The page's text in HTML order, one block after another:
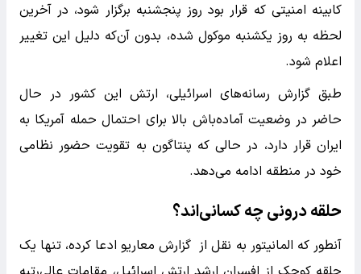
کابینه امنیتی که قرار بود روز پنجشنبه برگزار شود، در آخرین
لحظه به روز یکشنبه موکول شده، بدون آن‌که دلیل این تغییر
اعلام شود.
طبق گزارش رسانه‌های اسرائیلی، ارتش این کشور در حال
حاضر در وضعیت آماده‌باش بالا برای احتمال حمله آمریکا به
ایران قرار دارد، در حالی که پنتاگون به تقویت حضور نظامی
خود در منطقه ادامه می‌دهد.
حلقه درونی چه کسانی‌اند؟
آنطور که المانیتور به نقل از گزارش معاریو ادعا کرده، تنها یک